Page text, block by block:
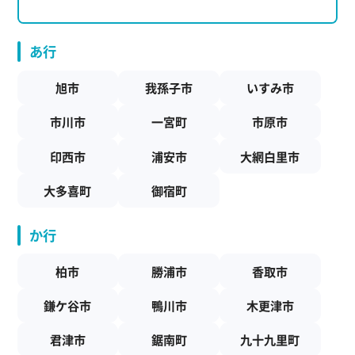
あ行
旭市 我孫子市
いすみ市
市川市
一宮町
市原市
印西市
浦安市
大網白里市
大多喜町
御宿町
か行
柏市 勝浦市
香取市
鎌ケ谷市
鴨川市
木更津市
君津市
鋸南町
九十九里町